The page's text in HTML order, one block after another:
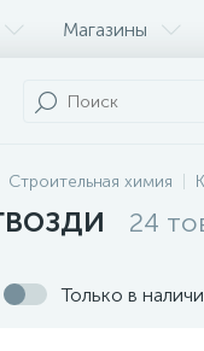
Магазины
Строительная химия
24
Только в